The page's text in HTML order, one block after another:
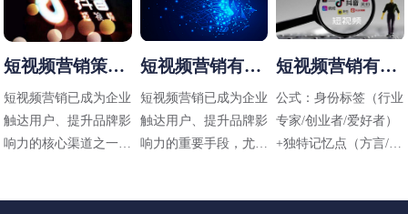
短视频营销策略
有哪些
短视频营销已成为企业
触达用户、提升品牌影
响力的核心渠道之一，
短视频营销有哪
些方法
短视频营销已成为企业
触达用户、提升品牌影
响力的重要手段，尤其
短视频营销有哪
些技巧
公式：身份标签（行业
专家/创业者/爱好者）
+独特记忆点（方言/标